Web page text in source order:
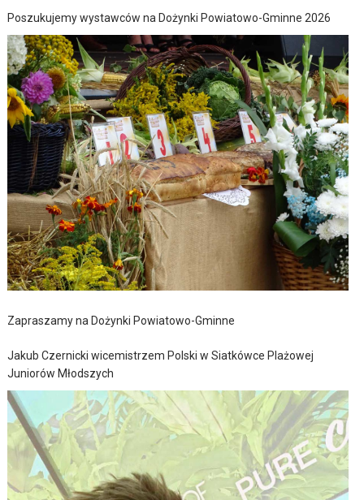
Poszukujemy wystawców na Dożynki Powiatowo-Gminne 2026
Zapraszamy na Dożynki Powiatowo-Gminne
Jakub Czernicki wicemistrzem Polski w Siatkówce Plażowej
Juniorów Młodszych